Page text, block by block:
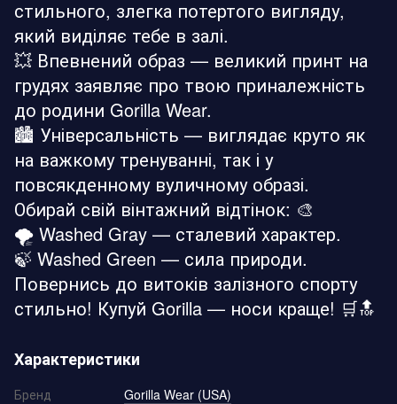
стильного, злегка потертого вигляду,
який виділяє тебе в залі.
💥 Впевнений образ — великий принт на
грудях заявляє про твою приналежність
до родини Gorilla Wear.
🏙️ Універсальність — виглядає круто як
на важкому тренуванні, так і у
повсякденному вуличному образі.
Обирай свій вінтажний відтінок: 🎨
🌪️ Washed Gray — сталевий характер.
🍃 Washed Green — сила природи.
Повернись до витоків залізного спорту
стильно! Купуй Gorilla — носи краще! 🛒🔝
Характеристики
Бренд
Gorilla Wear (USA)